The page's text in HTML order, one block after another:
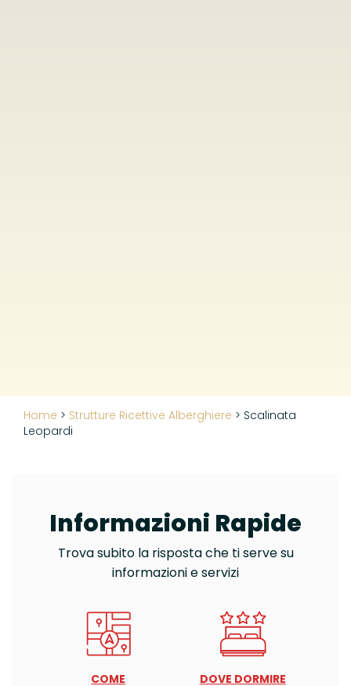
Home > Strutture Ricettive Alberghiere > Scalinata
Leopardi
Informazioni Rapide
Trova subito la risposta che ti serve su
informazioni e servizi
COME
DOVE DORMIRE